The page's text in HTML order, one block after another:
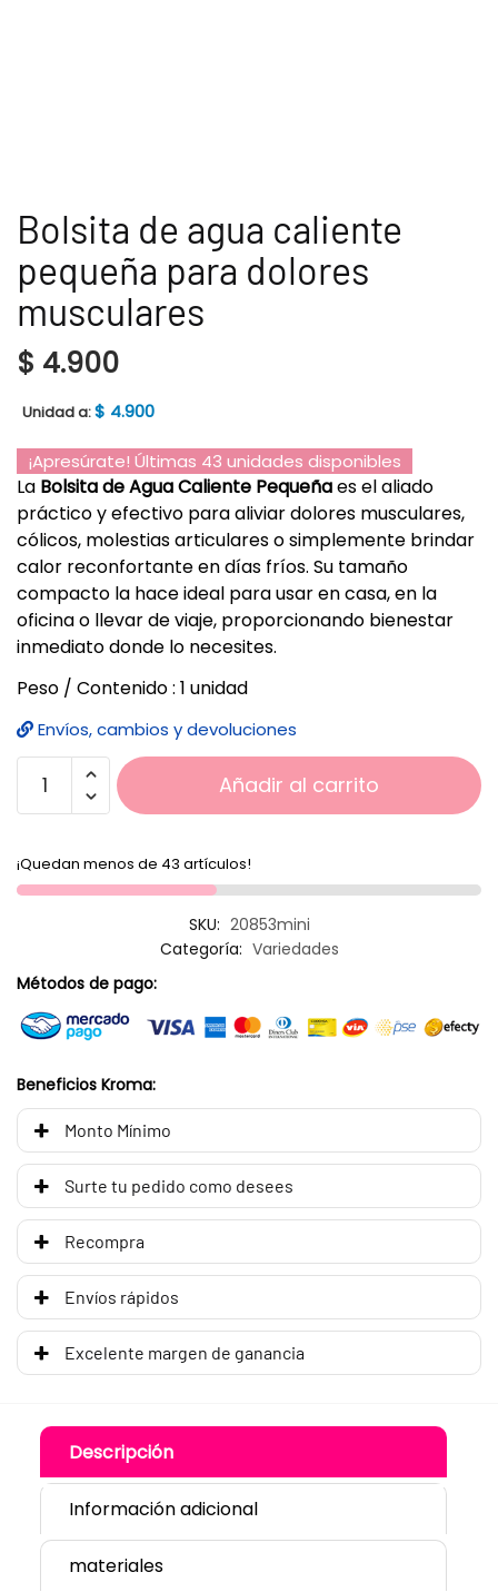
Bolsita de agua caliente
pequeña para dolores
musculares
$ 4.900
Unidad a:$ 4.900
¡Apresúrate! Últimas 43 unidades disponibles
La Bolsita de Agua Caliente Pequeñaes el aliado
práctico y efectivo para aliviar dolores musculares,
cólicos, molestias articulares o simplemente brindar
calor reconfortante en días fríos. Su tamaño
compacto la hace ideal para usar en casa, en la
oficina o llevar de viaje, proporcionando bienestar
inmediato donde lo necesites.
Peso / Contenido : 1 unidad
Envíos, cambios y devoluciones
Añadir al carrito
¡Quedan menos de 43 artículos!
SKU: 20853mini
Categoría: Variedades
Métodos de pago:
Beneficios Kroma:
Monto Mínimo
Surte tu pedido como desees
Recompra
Envíos rápidos
Excelente margen de ganancia
Descripción
Información adicional
materiales